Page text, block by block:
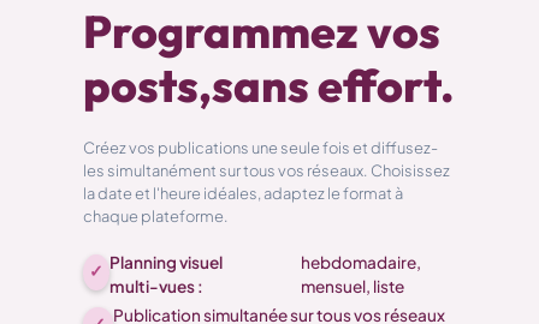
Programmez vos
posts,sans effort.
Créez vos publications une seule fois et diffusez-
les simultanément sur tous vos réseaux. Choisissez
la date et l'heure idéales, adaptez le format à
chaque plateforme.
✓ Planning visuel
multi-vues :
hebdomadaire,
mensuel, liste
Publication simultanée sur tous vos réseaux